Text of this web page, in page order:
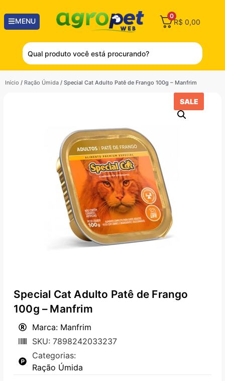
MENU
0
R$ 0,00
Início / Ração Úmida / Special Cat Adulto Patê de Frango 100g – Manfrim
SALE
Special Cat Adulto Patê de Frango
100g – Manfrim
Marca: Manfrim
SKU: 7898242033237
Categorias:
Ração Úmida